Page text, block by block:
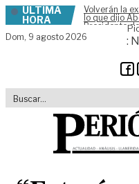
Skip to content
ÚLTIMA
HORA
Volverán la
lo que dijo
Presidente
Dom, 9 agosto 2026 :